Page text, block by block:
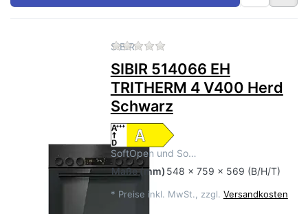
SIBIR Zu diesem Produkt liegen
SIBIR 514066 EH
TRITHERM 4 V400 Herd
Schwarz
SoftOpen und So…
Maße(mm) 548 x 759 x 569 (B/H/T)
* Preise inkl. MwSt., zzgl. Versandkosten